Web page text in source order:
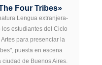
Four Tribes»
Lengua extranjera-
los estudiantes del Ciclo
para presenciar la
puesta en escena
ciudad de Buenos Aires.